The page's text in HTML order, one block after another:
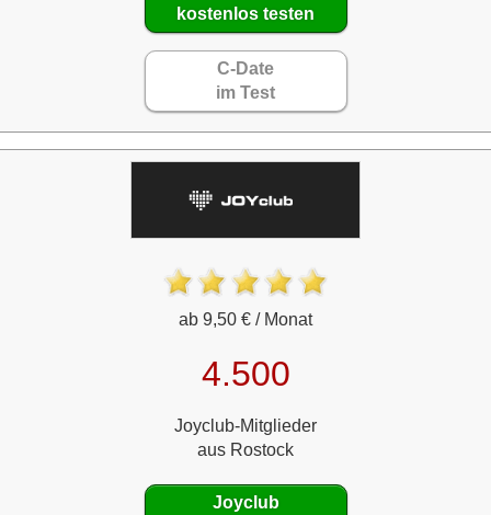
kostenlos testen
C-Date
im Test
ab 9,50 € / Monat
4.500
Joyclub-Mitglieder
aus Rostock
Joyclub